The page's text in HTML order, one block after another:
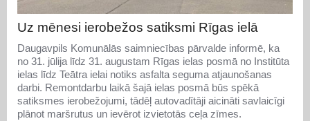
Uz mēnesi ierobežos satiksmi Rīgas ielā
Daugavpils Komunālās saimniecības pārvalde informē, ka
no 31. jūlija līdz 31. augustam Rīgas ielas posmā no Institūta
ielas līdz Teātra ielai notiks asfalta seguma atjaunošanas
darbi. Remontdarbu laikā šajā ielas posmā būs spēkā
satiksmes ierobežojumi, tādēļ autovadītāji aicināti savlaicīgi
plānot maršrutus un ievērot izvietotās ceļa zīmes.